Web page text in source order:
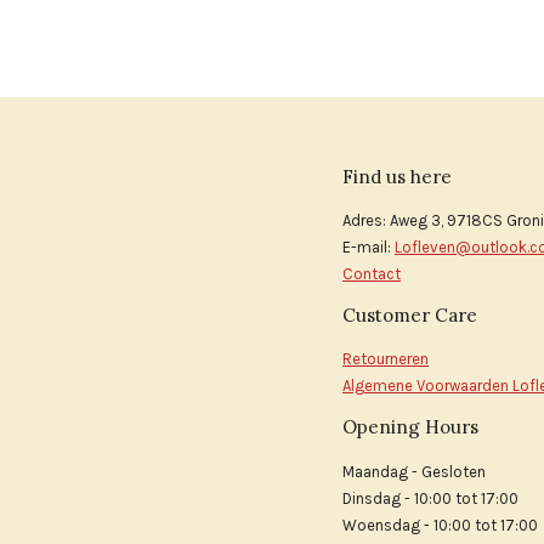
Find us here
Adres: Aweg 3, 9718CS
E-mail:
Contact
Customer Care
Retourneren
Algemene Voorwaarden
Opening Hours
Maandag - Gesloten
Dinsdag - 10:00 tot 17:00
Woensdag - 10:00 tot 17:00